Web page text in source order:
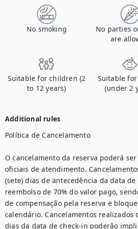
No smoking
No parties
are
Suitable for children (2
to 12 years)
Suitable
(under 2
Additional rules
Política de Cancelamento
O cancelamento da reserva poderá
oficiais de atendimento.
(sete) dias de antecedência da data
reembolso de 70% do valor pago,
de compensação pela reserva e
calendário. Cancelamentos realizados
dias da data de check-in poderão